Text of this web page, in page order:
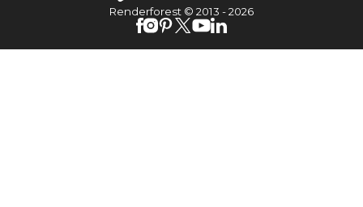
Renderforest © 2013 -2026